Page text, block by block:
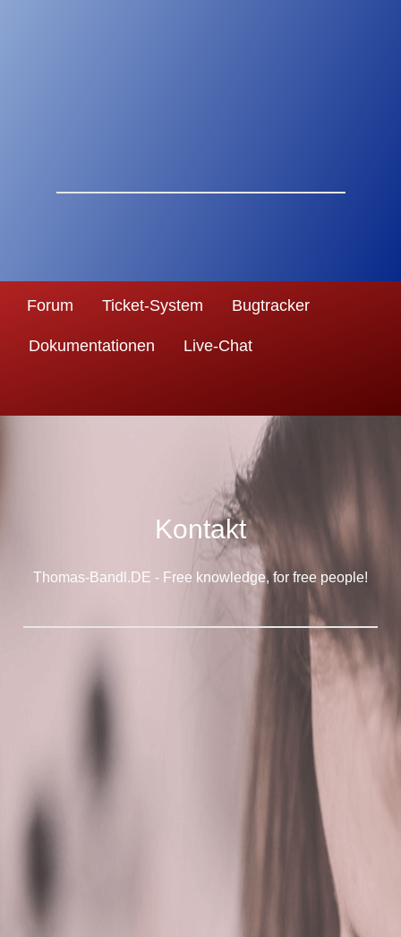
Forum Ticket-System Bugtracker
Dokumentationen Live-Chat
Kontakt
Thomas-Bandl.DE - Free knowledge, for free people!